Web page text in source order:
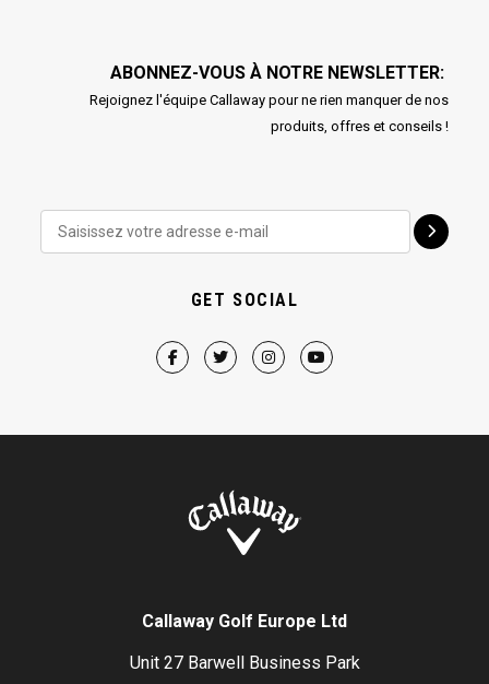
ABONNEZ-VOUS À NOTRE NEWSLETTER:
Rejoignez l'équipe Callaway pour ne rien manquer de nos
produits, offres et conseils !
GET SOCIAL
Callaway Golf Europe Ltd
Unit 27 Barwell Business Park